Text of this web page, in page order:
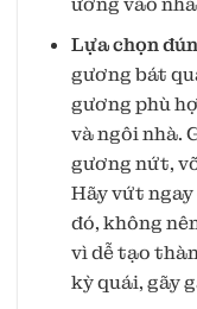
Lựa chọn
gương bát
gương phù
và ngôi nhà.
gương nứt,
Hãy vứt
đó, không
vì dễ tạo
kỳ quái, gãy